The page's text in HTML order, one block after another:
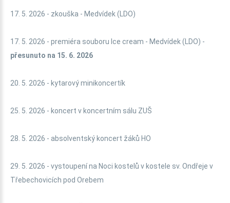
17. 5. 2026 - zkouška - Medvídek (LDO)
17. 5. 2026 - premiéra souboru Ice cream - Medvídek (LDO) -
přesunuto na 15. 6. 2026
20. 5. 2026 - kytarový minikoncertík
25. 5. 2026 - koncert v koncertním sálu ZUŠ
28. 5. 2026 - absolventský koncert žáků HO
29. 5. 2026 - vystoupení na Noci kostelů v kostele sv. Ondřeje v
Třebechovicích pod Orebem